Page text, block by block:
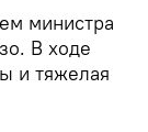
министра
В ходе
и тяжелая